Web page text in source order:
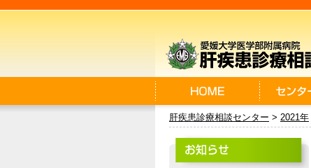
肝疾患診療相談センター > 2021年